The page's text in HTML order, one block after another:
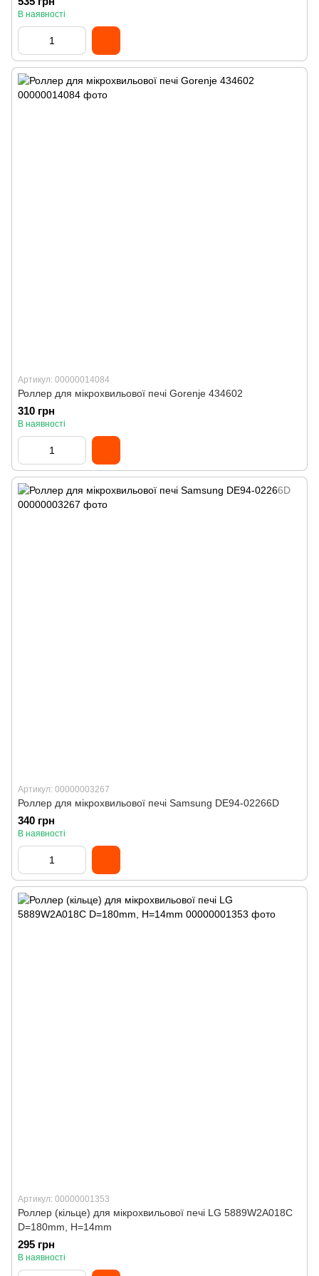
В наявності
Артикул: 00000014084
Роллер для мікрохвильової печі Gorenje 434602
310 грн
В наявності
Артикул: 00000003267
Роллер для мікрохвильової печі Samsung DE94-02266D
340 грн
В наявності
Артикул: 00000001353
Роллер (кільце) для мікрохвильової печі LG 5889W2A018C
D=180mm, H=14mm
295 грн
В наявності